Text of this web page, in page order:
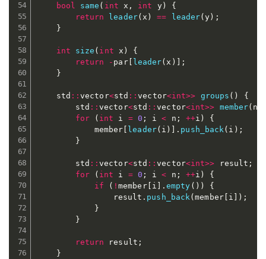
bool same ( int x , int y)
{
return
leader( x ) == leader(y ) ;
}
int size ( int x )
{
return
- par[ leader(x )
;
}
	std
::vector<std ::vector<int>> groups ( )
{
		std
::vector<std ::vector<int>> member( n
for
( int i = 0 ; i < n ; ++i )
{
			member
leader( i ) . push_back( i ) ;
}
		std
::vector<std ::vector<int>> result ;
for
( int i = 0 ; i < n ; ++i )
{
if
( !member[ i .empty ( ) )
{
				result
. push_back(member[ i ) ;
}
}
return result ;
}